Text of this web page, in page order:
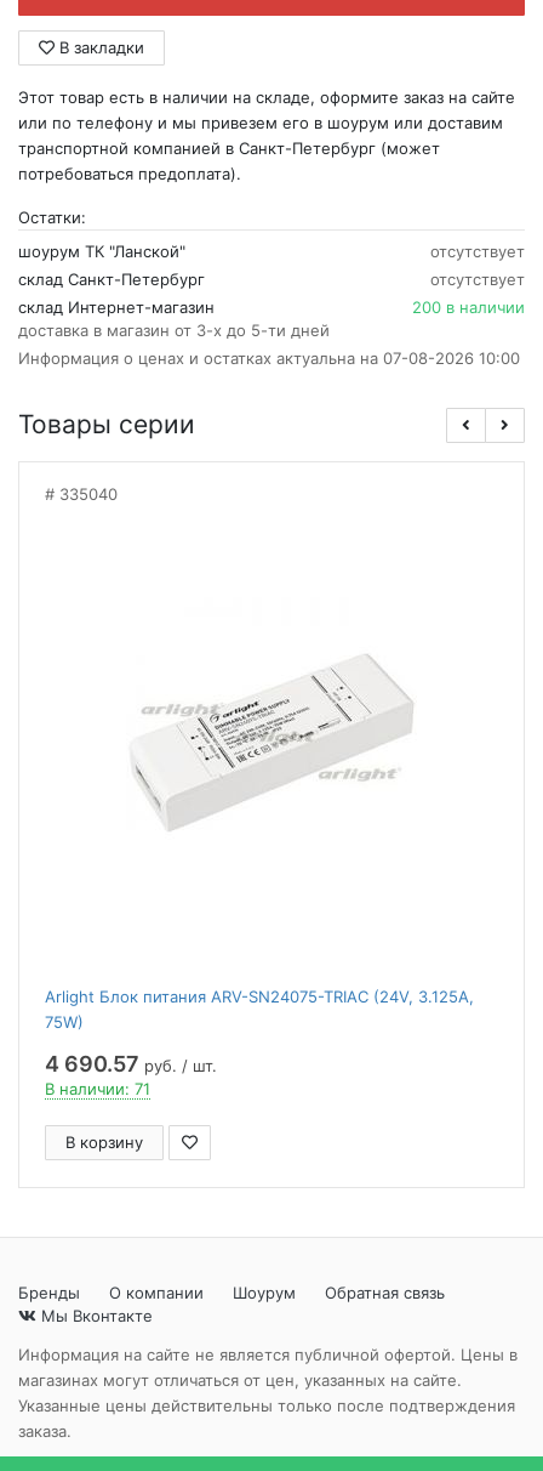
В закладки
Этот товар есть в наличии на складе, оформите заказ на сайте
или по телефону и мы привезем его в шоурум или доставим
транспортной компанией в Санкт-Петербург (может
потребоваться предоплата).
Остатки:
шоурум ТК "Ланской"
отсутствует
склад Санкт-Петербург
отсутствует
склад Интернет-магазин
200 в наличии
доставка в магазин от 3-х до 5-ти дней
Информация о ценах и остатках актуальна на 07-08-2026 10:00
Товары серии
335040
Arlight Блок питания ARV-SN24075-TRIAC (24V, 3.125A,
75W)
4 690.57 руб. / шт.
В наличии: 71
В корзину
Бренды О компании Шоурум
Обратная связь
Мы Вконтакте
Информация на сайте не является публичной офертой. Цены в
магазинах могут отличаться от цен, указанных на сайте.
Указанные цены действительны только после подтверждения
заказа.